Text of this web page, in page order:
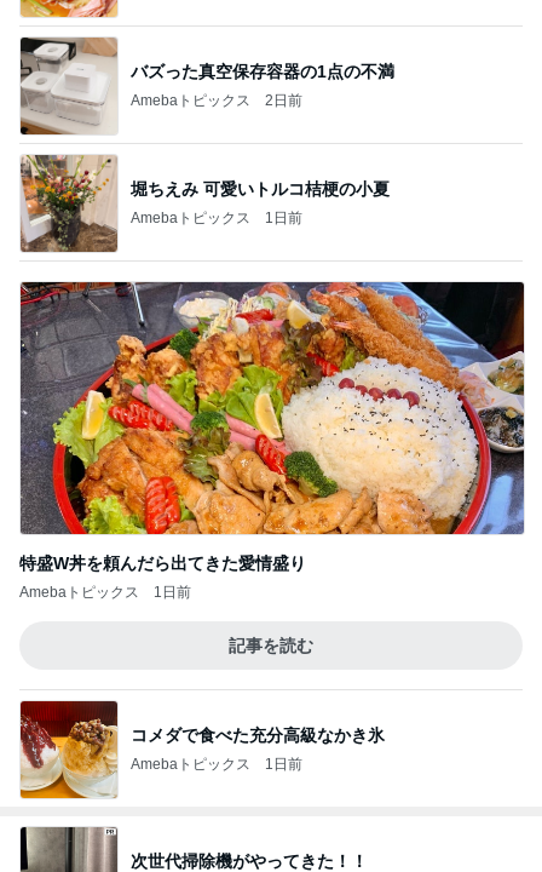
バズった真空保存容器の1点の不満
Amebaトピックス 2日前
堀ちえみ 可愛いトルコ桔梗の小夏
Amebaトピックス 1日前
特盛W丼を頼んだら出てきた愛情盛り
Amebaトピックス 1日前
記事を読む
コメダで食べた充分高級なかき氷
Amebaトピックス 1日前
次世代掃除機がやってきた！！